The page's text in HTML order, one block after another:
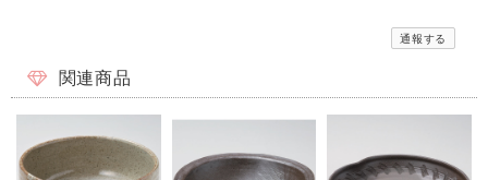
通報する
関連商品